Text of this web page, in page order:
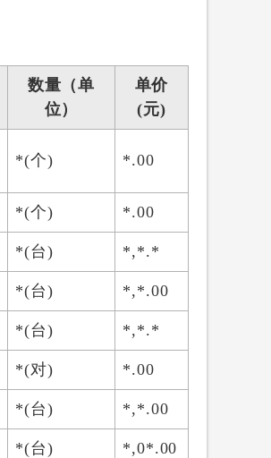
数量（单
位）
单价
(元)
*(个) *.00
*(个) *.00
*(台) *,*.*
*(台) *,*.00
*(台) *,*.*
*(对) *.00
*(台) *,*.00
*(台) *,0*.00